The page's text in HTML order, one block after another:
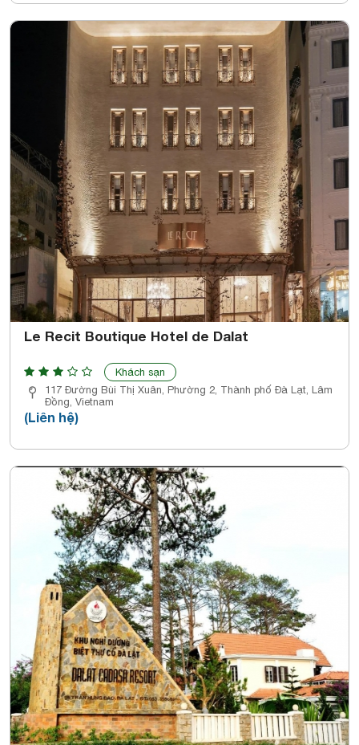
Le Recit Boutique Hotel de Dalat
Khách sạn
117 Đường Bùi Thị Xuân, Phường 2, Thành phố Đà Lạt, Lâm
Đồng, Vietnam
(Liên hệ)